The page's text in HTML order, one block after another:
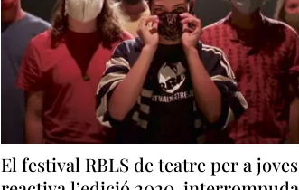
El festival RBLS de teatre per a joves